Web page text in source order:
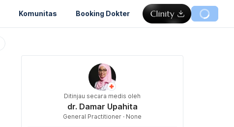
Komunitas Booking Dokter
Ditinjau secara medis oleh
dr. Damar Upahita
General Practitioner · None